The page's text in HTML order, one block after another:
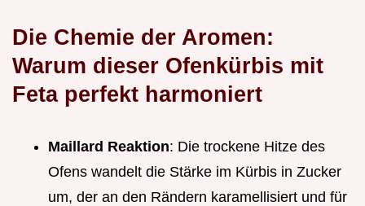
Die Chemie der Aromen:
Warum dieser Ofenkürbis mit
Feta perfekt harmoniert
Maillard Reaktion: Die trockene Hitze des
Ofens wandelt die Stärke im Kürbis in Zucker
um, der an den Rändern karamellisiert und für